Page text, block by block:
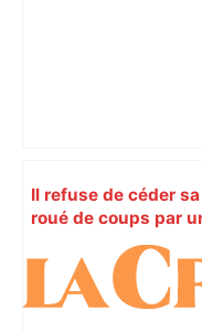
Il refuse de céder
roué de coups par
mineurs, près de
ladepeche.fr